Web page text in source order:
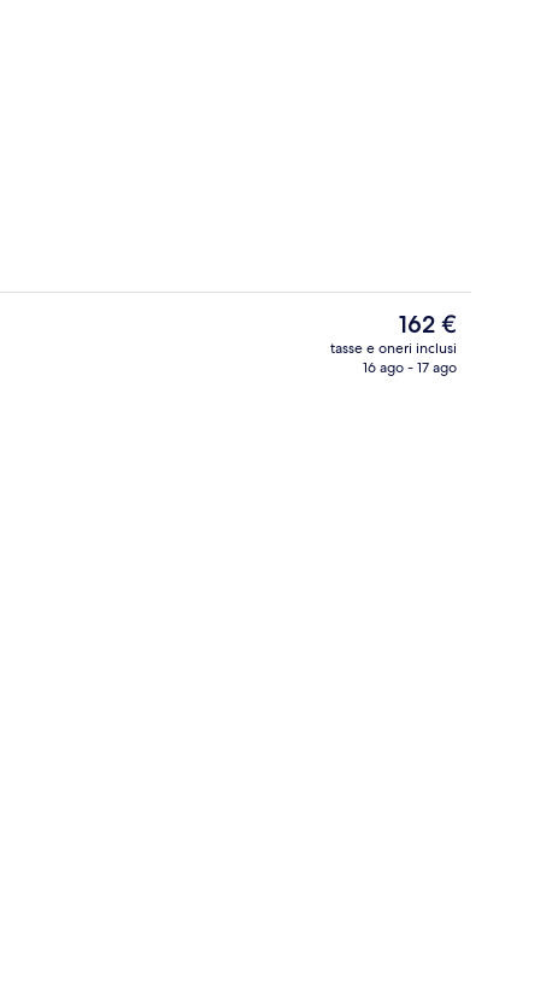
Il
prezzo
attuale
162 €
tasse e oneri inclusi
16 ago - 17 ago